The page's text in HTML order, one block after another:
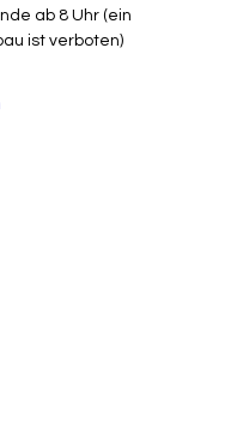
ab 8 Uhr (ein
ist verboten)